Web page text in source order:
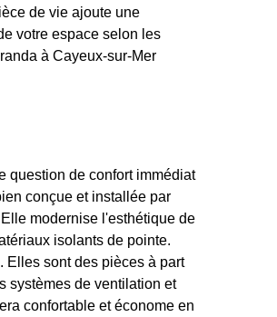
de vie ajoute une
votre espace selon les
à Cayeux-sur-Mer
question de confort immédiat
conçue et installée par
modernise l'esthétique de
isolants de pointe.
Elles sont des pièces à part
systèmes de ventilation et
confortable et économe en